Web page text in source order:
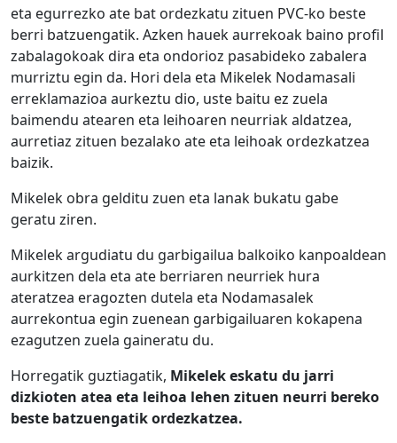
eta egurrezko ate bat ordezkatu zituen PVC-ko beste
berri batzuengatik. Azken hauek aurrekoak baino profil
zabalagokoak dira eta ondorioz pasabideko zabalera
murriztu egin da. Hori dela eta Mikelek Nodamasali
erreklamazioa aurkeztu dio, uste baitu ez zuela
baimendu atearen eta leihoaren neurriak aldatzea,
aurretiaz zituen bezalako ate eta leihoak ordezkatzea
baizik.
Mikelek obra gelditu zuen eta lanak bukatu gabe
geratu ziren.
Mikelek argudiatu du garbigailua balkoiko kanpoaldean
aurkitzen dela eta ate berriaren neurriek hura
ateratzea eragozten dutela eta Nodamasalek
aurrekontua egin zuenean garbigailuaren kokapena
ezagutzen zuela gaineratu du.
Horregatik guztiagatik, Mikelek eskatu du jarri
dizkioten atea eta leihoa lehen zituen neurri bereko
beste batzuengatik ordezkatzea.